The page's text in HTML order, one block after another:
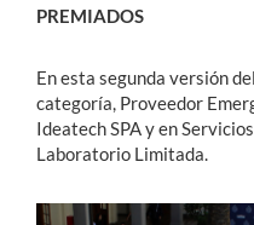
PREMIADOS
En esta segunda versión
categoría, Proveedor
Ideatech SPA y en
Laboratorio Limitada.